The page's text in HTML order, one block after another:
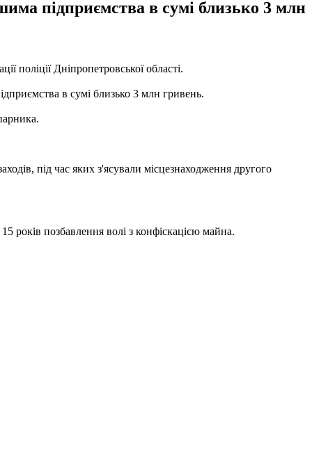
підприємства в сумі близько 3 млн
поліції Дніпропетровської області.
в сумі близько 3 млн гривень.
під час яких з'ясували місцезнаходження другого
років позбавлення волі з конфіскацією майна.